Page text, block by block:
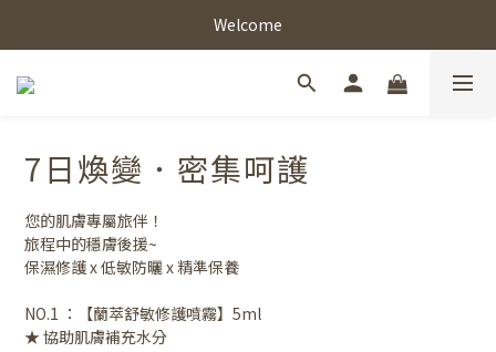
Welcome
7日煥變．密集呵護
您的肌膚專屬旅伴！
旅程中的穩膚後援~
保濕修護 x 低敏防曬 x 精準保養
NO.1 ：【蘭萃舒敏修護噴霧】5ml
★ 協助肌膚補充水分